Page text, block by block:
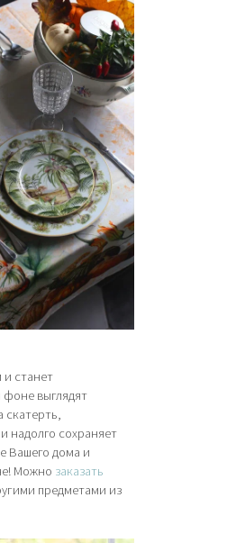
станет
выглядят
скатерть,
надолго сохраняет
Вашего дома и
Можно заказать
предметами из